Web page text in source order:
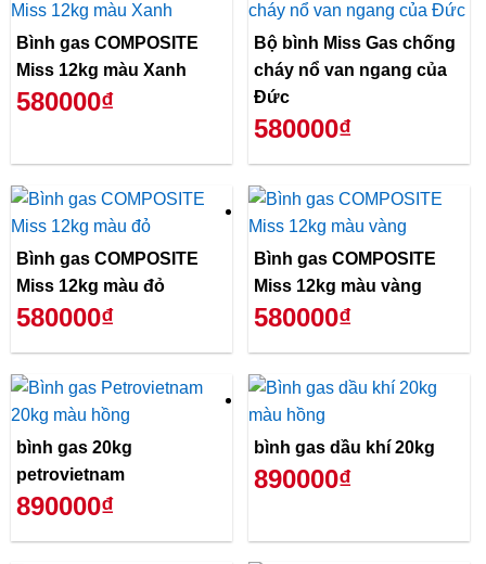
Bình gas COMPOSITE
Miss 12kg màu Xanh
580000₫
Bộ bình Miss Gas chống
cháy nổ van ngang của
Đức
580000₫
Bình gas COMPOSITE
Miss 12kg màu đỏ
580000₫
Bình gas COMPOSITE
Miss 12kg màu vàng
580000₫
bình gas 20kg
petrovietnam
890000₫
bình gas dầu khí 20kg
890000₫